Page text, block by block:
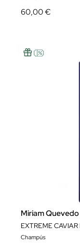
60,00 €
Miriam Quevedo
Champús